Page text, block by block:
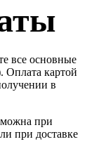
все основные
Оплата картой
в
при
при доставке